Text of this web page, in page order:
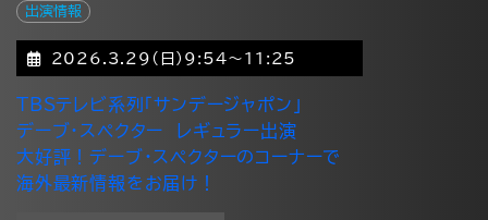
出演情報
2026.3.29(日)9:54～11:25
TBSテレビ系列「サンデージャポン」
デーブ・スペクター レギュラー出演
大好評！デーブ・スペクターのコーナーで
海外最新情報をお届け！